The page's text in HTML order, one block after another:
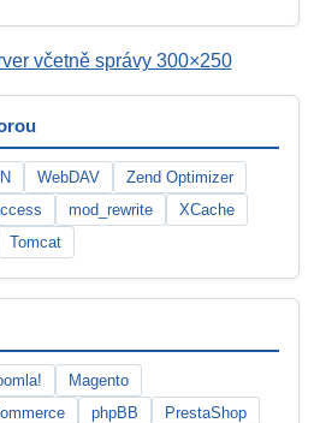
WebDAV
Zend Optimizer
mod_rewrite
XCache
Tomcat
Magento
phpBB
PrestaShop